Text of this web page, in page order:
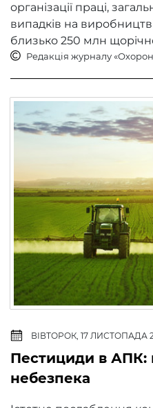
організації праці,
випадків на
близько 250 млн
Редакція журналу
ВІВТОРОК, 17 ЛИСТОПАДА
Пестициди в АПК:
небезпека